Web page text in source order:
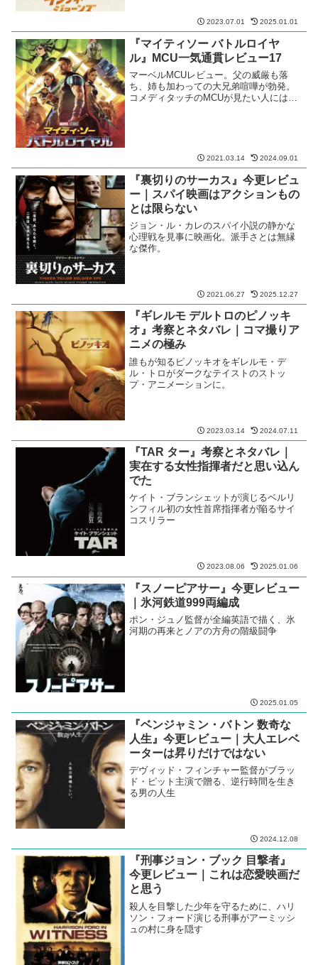
2023.07.01 2025.01.01
『マイティソー バトルロイヤ
ル』MCU一気通貫レビュー17
マーベルMCUレビュー。父の威厳も落
ち、姉も加わっての大兄弟喧嘩が勃発。
コメディタッチのMCUが見たい人には向
2021.03.14 2024.09.01
『裏切りのサーカス』今更レビュ
ー｜スパイ映画はアクションもの
とは限らない
ジョン・ル・カレのスパイ小説の静かな
心理戦を見事に映画化。派手さとは無縁
な傑作。
2021.06.27 2025.12.27
『ギレルモ デルトロのピノッキ
オ』考察とネタバレ｜コマ撮りア
ニメの極み
誰もが知るピノッキオをギレルモ・デ
ル・トロがダークなテイストのストッ
プ・アニメーションに。
2023.03.14 2024.07.11
『TAR ター』考察とネタバレ｜
実在する女性指揮者だと思い込ん
でた
ケイト・ブランシェットが演じるベルリ
ンフィル初の女性首席指揮者が陥るサイ
コスリラー
2023.08.06 2025.01.06
『スノーピアサー』今更レビュー
｜氷河鉄道999両編成
ポン・ジュノ監督が全編英語で描く、氷
河期の再来とノアの方舟の階級闘争
2025.01.05
『ベンジャミン・バトン 数奇な
人生』今更レビュー｜大人エレベ
ーターは昇りだけではない
デヴィッド・フィンチャー監督がブラッ
ド・ピット主演で贈る、逆行時間を生き
る男の人生
2024.12.08
『刑事ジョン・ブック 目撃者』
今更レビュー｜これは恋愛映画だ
と思う
殺人を目撃した少年を守るために、ハリ
ソン・フォード演じる刑事がアーミッシ
ュの村に身を隠す